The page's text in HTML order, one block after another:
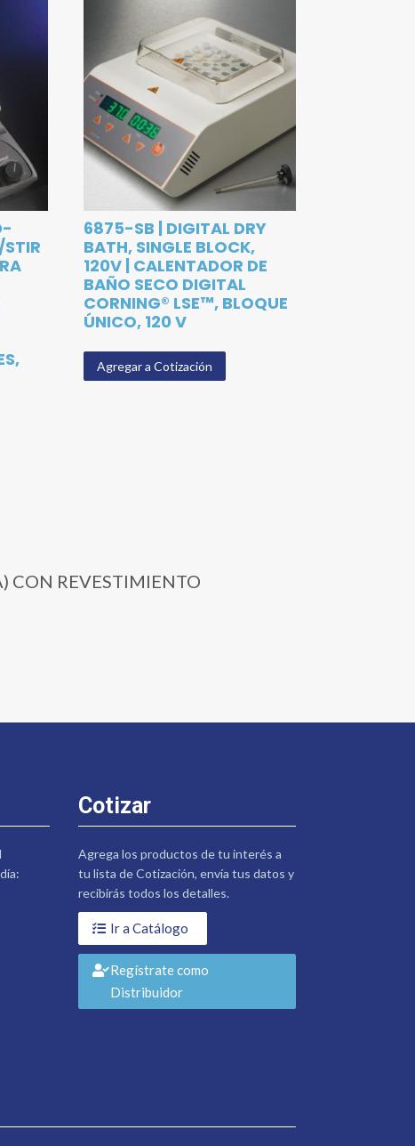
6875-SB | DIGITAL DRY
BATH, SINGLE BLOCK,
120V | CALENTADOR DE
BAÑO SECO DIGITAL
CORNING® LSE™, BLOQUE
ÚNICO, 120 V
Agregar a Cotización
CON REVESTIMIENTO
Cotizar
Agrega los productos de tu interés a
tu lista de Cotización, envía tus datos y
recibirás todos los detalles.
Ir a Catálogo
Regístrate como
Distribuidor